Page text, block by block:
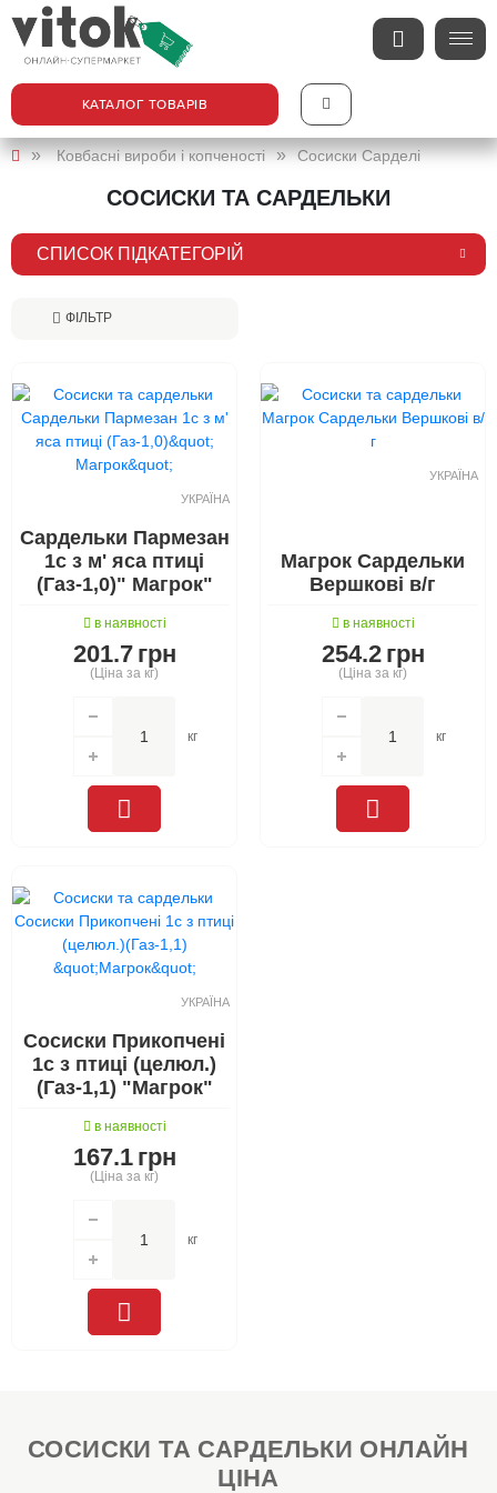
КАТАЛОГ ТОВАРІВ
Ковбасні вироби і копченості Сосиски Сарделі
СОСИСКИ ТА САРДЕЛЬКИ
СПИСОК ПІДКАТЕГОРІЙ
ФІЛЬТР
УКРАЇНА
Сардельки Пармезан
1с з м' яса птиці
(Газ-1,0)" Магрок"
в наявності
201.7 грн
(Ціна за кг)
кг
УКРАЇНА
Магрок Сардельки
Вершкові в/г
в наявності
254.2 грн
(Ціна за кг)
кг
УКРАЇНА
Сосиски Прикопчені
1с з птиці (целюл.)
(Газ-1,1) "Магрок"
в наявності
167.1 грн
(Ціна за кг)
кг
СОСИСКИ ТА САРДЕЛЬКИ ОНЛАЙН
ЦІНА